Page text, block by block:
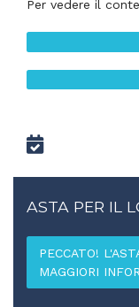
Per vedere il
ASTA PER IL
PECCATO!
MAGGIORI